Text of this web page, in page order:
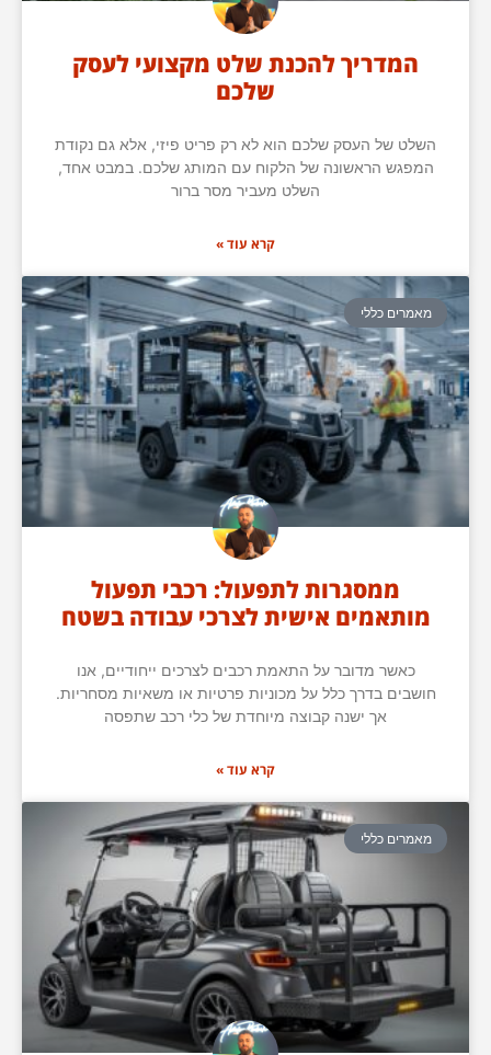
המדריך להכנת שלט מקצועי לעסק
שלכם
השלט של העסק שלכם הוא לא רק פריט פיזי, אלא גם נקודת
המפגש הראשונה של הלקוח עם המותג שלכם. במבט אחד,
השלט מעביר מסר ברור
קרא עוד »
מאמרים כללי
ממסגרות לתפעול: רכבי תפעול
מותאמים אישית לצרכי עבודה בשטח
כאשר מדובר על התאמת רכבים לצרכים ייחודיים, אנו
חושבים בדרך כלל על מכוניות פרטיות או משאיות מסחריות.
אך ישנה קבוצה מיוחדת של כלי רכב שתפסה
קרא עוד »
מאמרים כללי